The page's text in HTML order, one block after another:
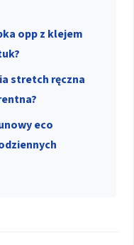
opp z klejem
stretch ręczna
eco